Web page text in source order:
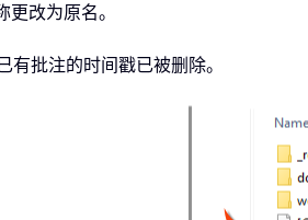
改为原名。
批注的时间戳已被删除。